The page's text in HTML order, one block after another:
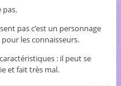
pas.
pas c’est un personnage
les connaisseurs.
: il peut se
et fait très mal.